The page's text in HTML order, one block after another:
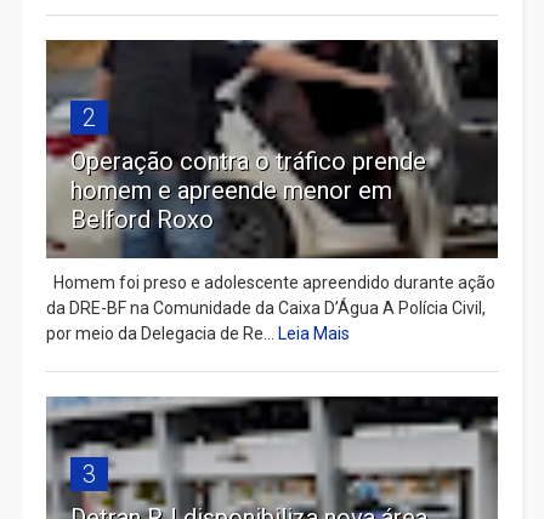
2
Operação contra o tráfico prende
homem e apreende menor em
Belford Roxo
Homem foi preso e adolescente apreendido durante ação
da DRE-BF na Comunidade da Caixa D’Água A Polícia Civil,
por meio da Delegacia de Re...
Leia Mais
3